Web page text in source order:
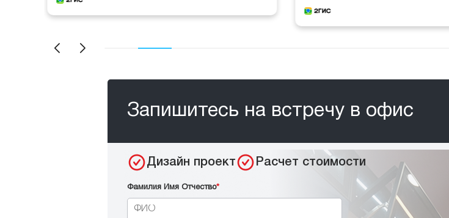
Запишитесь на встречу в офис
Дизайн проект Расчет стоимости
Фамилия Имя Отчество*